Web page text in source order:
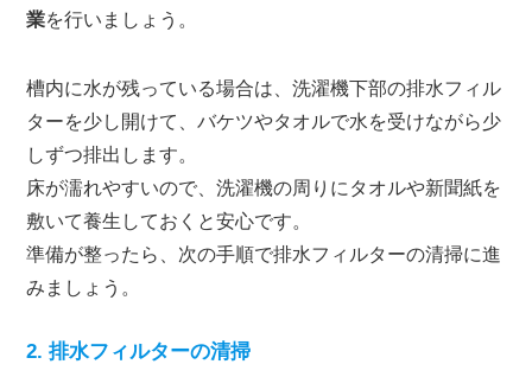
業を行いましょう。
槽内に水が残っている場合は、洗濯機下部の排水フィル
ターを少し開けて、バケツやタオルで水を受けながら少
しずつ排出します。
床が濡れやすいので、洗濯機の周りにタオルや新聞紙を
敷いて養生しておくと安心です。
準備が整ったら、次の手順で排水フィルターの清掃に進
みましょう。
2. 排水フィルターの清掃